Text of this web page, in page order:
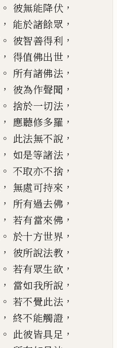
。 彼無能降伏 ，
， 能於諸餘眾 ，
。 彼智善得利 ，
， 得值佛出世 ，
。 所有諸佛法 ，
， 彼為作聲聞 ，
。 捨於一切法 ，
， 應聽修多羅 ，
。 此法無不說 ，
， 如是等諸法 ，
。 不取亦不捨 ，
， 無處可持來 ，
， 所有過去佛 ，
， 若有當來佛 ，
。 於十方世界 ，
， 彼所說法教 ，
。 若有眾生欲 ，
， 當如我所說 ，
。 若不覺此法 ，
， 終不能觸證 ，
。 此彼皆具足 ，